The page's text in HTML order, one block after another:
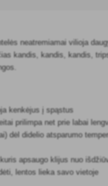
neatremiamai vilioja
kandis, kandis, kandis,
kenkėjus į spąstus
prilimpa net prie labai
dėl didelio atsparumo
apsaugo klijus nuo
lentos lieka savo vietoje